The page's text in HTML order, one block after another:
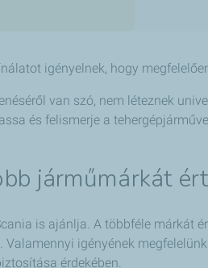
igényelnek, hogy
van szó, nem léteznek
és felismerje a
járműmárkát
is ajánlja. A többféle márkát
igényének megfelelünk.
érdekében.